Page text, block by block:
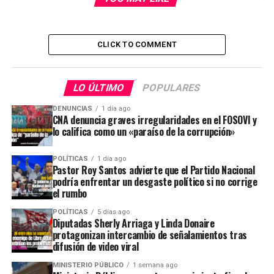
CLICK TO COMMENT
LO ÚLTIMO POPULARES
DENUNCIAS 1 día ago
CNA denuncia graves irregularidades en el FOSOVI y
lo califica como un «paraíso de la corrupción»
POLÍTICAS 1 día ago
Pastor Roy Santos advierte que el Partido Nacional
podría enfrentar un desgaste político si no corrige
el rumbo
POLÍTICAS 5 días ago
Diputadas Sherly Arriaga y Linda Donaire
protagonizan intercambio de señalamientos tras
difusión de video viral
MINISTERIO PÚBLICO 1 semana ago